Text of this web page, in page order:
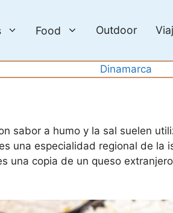
Food Outdoor
Dinamarca
sabor a humo y la sal suelen
una especialidad regional de la
una copia de un queso